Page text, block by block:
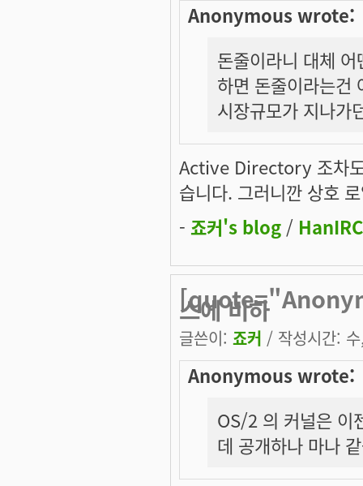
Anonymous wrote:
돈줄이라니 대체
하면 돈줄이라는건
시장규모가 지나가
Active Directory 조차도
습니다. 그러니깐 상호
- 죠커's blog /
스에 비하
글쓴이: 죠커 / 작성시간:
Anonymous wrote:
OS/2 의 커널은 이
데 공개하나 마나